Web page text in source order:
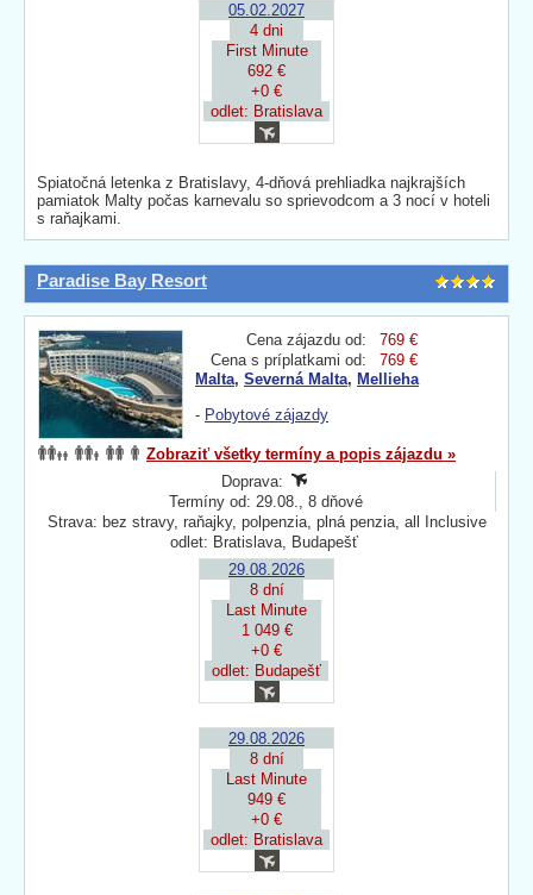
05.02.2027
4 dni
First Minute
692 €
+0 €
odlet: Bratislava
Spiatočná letenka z Bratislavy, 4-dňová prehliadka najkrajších
pamiatok Malty počas karnevalu so sprievodcom a 3 nocí v hoteli
s raňajkami.
Paradise Bay Resort
Cena zájazdu od:
769 €
Cena s príplatkami od:
769 €
Malta, Severná Malta, Mellieha
- Pobytové zájazdy
Zobraziť všetky termíny a popis zájazdu »
Doprava:
Termíny od: 29.08., 8 dňové
Strava: bez stravy, raňajky, polpenzia, plná penzia, all Inclusive
odlet: Bratislava, Budapešť
29.08.2026
8 dní
Last Minute
1 049 €
+0 €
odlet: Budapešť
29.08.2026
8 dní
Last Minute
949 €
+0 €
odlet: Bratislava